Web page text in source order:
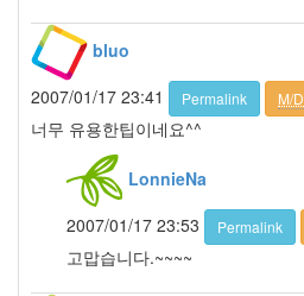
bluo
2007/01/17 23:41
Permalink M/D
너무 유용한팁이네요^^
LonnieNa
2007/01/17 23:53
Permalink
고맙습니다.~~~~
월
21
2006
년
8
월
2006